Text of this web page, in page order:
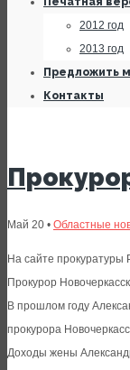
2012 год
2013 год
Предложить
Контакты
Май 20 • Областные
На сайте прокуратуры
Прокурор
В прошлом году
прокурора
Доходы жены